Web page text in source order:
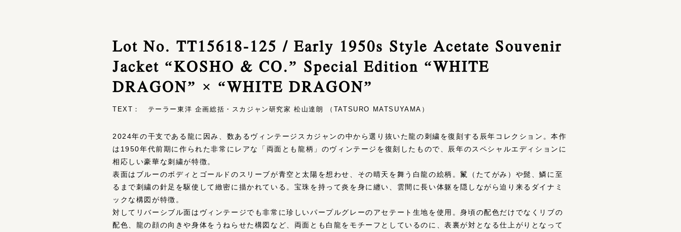
Lot No. TT15618-125 / Early 1950s Style Acetate Souvenir
Jacket “KOSHO & CO.” Special Edition “WHITE
DRAGON” × “WHITE DRAGON”
TEXT： テーラー東洋 企画総括・スカジャン研究家 松山達朗 （TATSURO MATSUYAMA）
2024年の干支である龍に因み、数あるヴィンテージスカジャンの中から選り抜いた龍の刺繍を復刻する辰年コレクション。本作
は1950年代前期に作られた非常にレアな「両面とも龍柄」のヴィンテージを復刻したもので、辰年のスペシャルエディションに
相応しい豪華な刺繍が特徴。
表面はブルーのボディとゴールドのスリーブが青空と太陽を想わせ、その晴天を舞う白龍の絵柄。鬣（たてがみ）や髭、鱗に至
るまで刺繍の針足を駆使して緻密に描かれている。宝珠を持って炎を身に纏い、雲間に長い体躯を隠しながら迫り来るダイナミ
ックな構図が特徴。
対してリバーシブル面はヴィンテージでも非常に珍しいパープルグレーのアセテート生地を使用。身頃の配色だけでなくリブの
配色、龍の顔の向きや身体をうねらせた構図など、両面とも白龍をモチーフとしているのに、表裏が対となる仕上がりとなって